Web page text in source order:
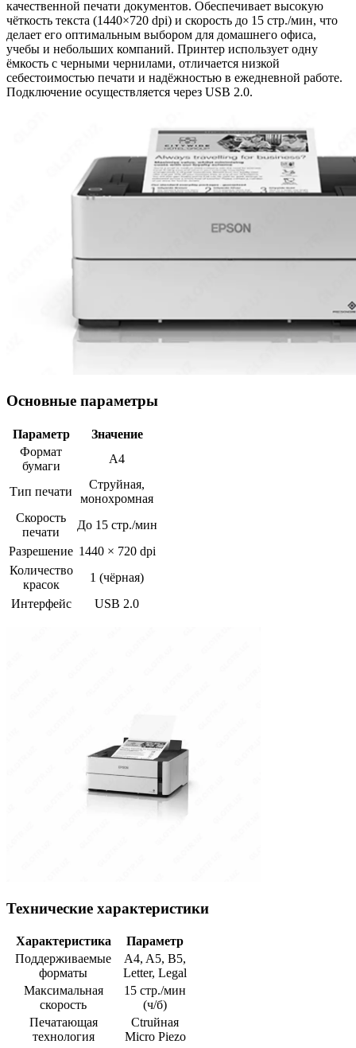
качественной печати документов. Обеспечивает высокую
чёткость текста (1440×720 dpi) и скорость до 15 стр./мин, что
делает его оптимальным выбором для домашнего офиса,
учебы и небольших компаний. Принтер использует одну
ёмкость с черными чернилами, отличается низкой
себестоимостью печати и надёжностью в ежедневной работе.
Подключение осуществляется через USB 2.0.
Основные параметры
Параметр
Значение
Формат
бумаги
A4
Тип печати
Струйная,
монохромная
Скорость
печати
До 15 стр./мин
Разрешение 1440 × 720 dpi
Количество
красок
1 (чёрная)
Интерфейс
USB 2.0
Технические характеристики
Характеристика
Параметр
Поддерживаемые
форматы
A4, A5, B5,
Letter, Legal
Максимальная
скорость
15 стр./мин
(ч/б)
Печатающая
технология
Сtruйная
Micro Piezo